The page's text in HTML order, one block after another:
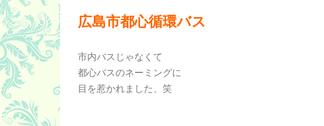
広島市都心循環バス
市内バスじゃなくて
都心バスのネーミングに
目を惹かれました、笑